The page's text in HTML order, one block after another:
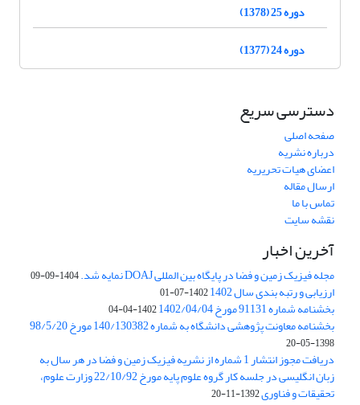
دوره 25 (1378)
دوره 24 (1377)
دسترسی سریع
صفحه اصلی
درباره نشریه
اعضای هیات تحریریه
ارسال مقاله
تماس با ما
نقشه سایت
آخرین اخبار
مجله فیزیک زمین و فضا در پایگاه بین المللی DOAJ نمایه شد. 1404-09-09
ارزیابی و رتبه بندی سال 1402 1402-07-01
بخشنامه شماره 91131 مورخ 1402/04/04 1402-04-04
بخشنامه معاونت پژوهشی دانشگاه به شماره 140/130382 مورخ 98/5/20
1398-05-20
دریافت مجوز انتشار 1 شماره از نشریه فیزیک زمین و فضا در هر سال به
زبان انگلیسی در جلسه کار گروه علوم پایه مورخ 22/10/92 وزارت علوم،
تحقیقات و فناوری1392-11-20